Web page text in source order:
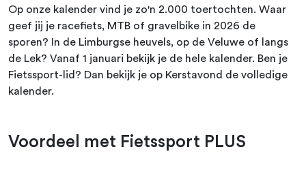
Op onze kalender vind je zo'n 2.000 toertochten. Waar
geef jij je racefiets, MTB of gravelbike in 2026 de
sporen? In de Limburgse heuvels, op de Veluwe of langs
de Lek? Vanaf 1 januari bekijk je de hele kalender. Ben je
Fietssport-lid? Dan bekijk je op Kerstavond de volledige
kalender.
Voordeel met Fietssport PLUS